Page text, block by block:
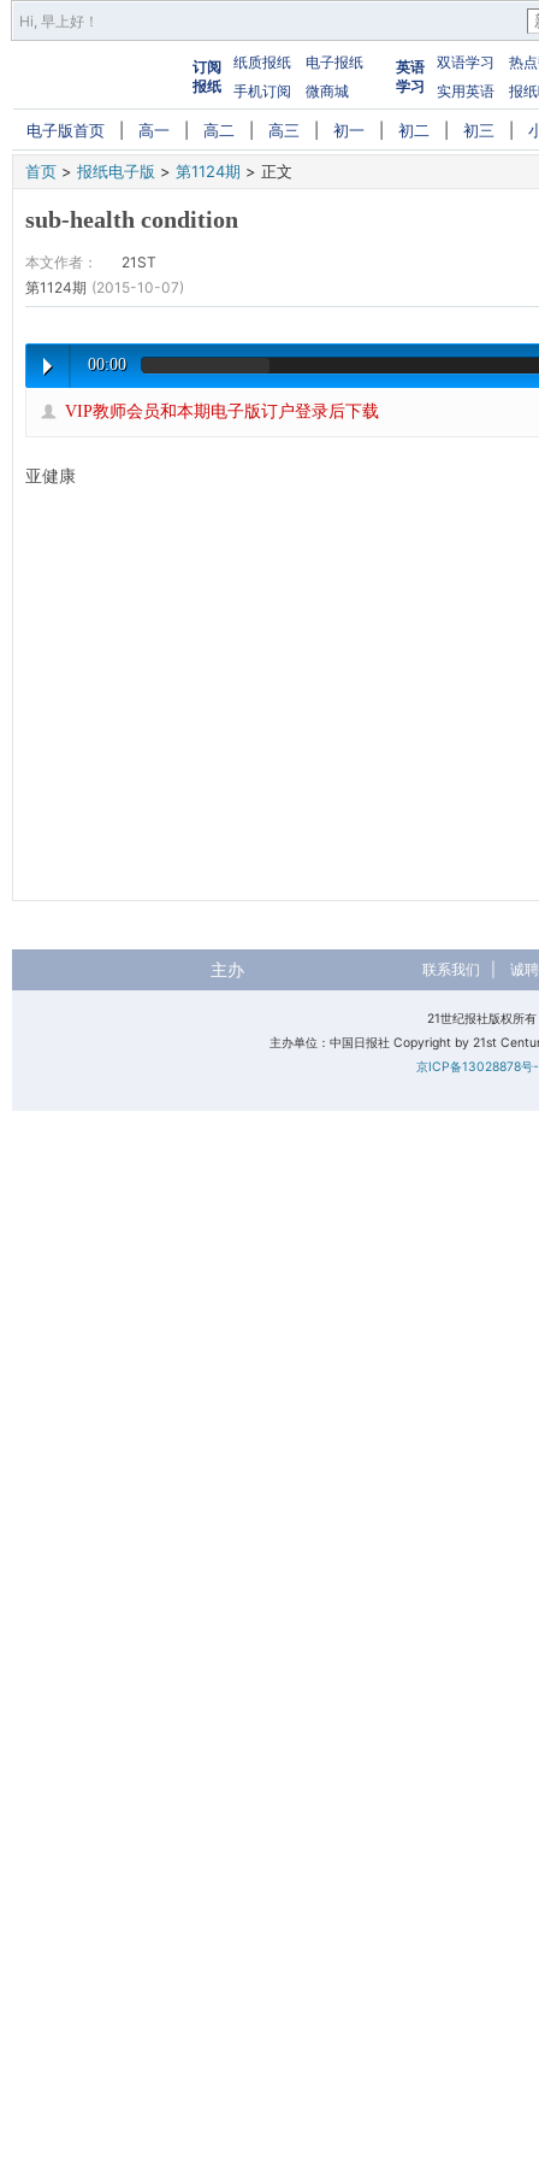
Hi, 早上好 ！
订阅
报纸
纸质报纸
电子报纸
手机订阅
微商城
英语
学习
双语学习
热
实用英语
报
电子版首页 高一 高二 高三 初一 初二 初三
首页 > 报纸电子版 > 第1124期 > 正文
sub-health condition
本文作者：
21ST
第1124期 (2015-10-07)
00:00
VIP教师会员和本期电子版订户登录后下载
亚健康
主办 联系我们 诚
21世纪报社版权所
主办单位：中国日报社 Copyright by 21st
京ICP备13028878号